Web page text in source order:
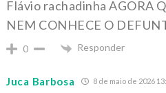
Flávio rachadinha AGORA
NEM CONHECE O
0 Responder
Juca Barbosa 8 de maio de 2026